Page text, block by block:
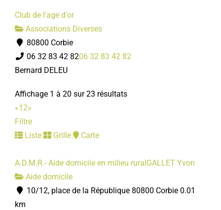
Club de l'age d'or
Associations Diverses
80800 Corbie
06 32 83 42 8206 32 83 42 82
Bernard DELEU
Affichage 1 à 20 sur 23 résultats
«12»
Filtre
Liste
Grille Carte
A.D.M.R.- Aide domicile en milieu ruralGALLET Yvon
Aide domicile
10/12, place de la République 80800 Corbie 0.01
km